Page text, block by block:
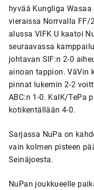
hyvää Kungliga
vieraissa Norrvalla FF/
alussa VIFK U kaatoi
seuraavassa
johtavan SIF:n 2-0
ainoan tappion. VäVin
pinnat lukemin 2-2
ABC:n 1-0. KaIK/TePa
kotikentällään 4-0.
Sarjassa NuPa on
vain kolmen pisteen
Seinäjoesta.
NuPan joukkueelle